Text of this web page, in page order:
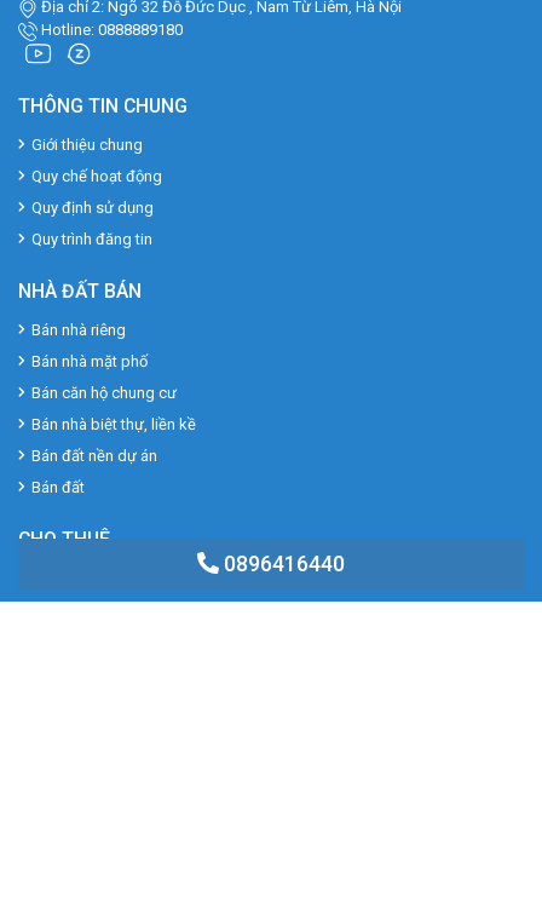
0896416440
Địa chỉ 2: Ngõ 32 Đỗ Đức Dục , Nam Từ Liêm, Hà Nội
Hotline: 0888889180
THÔNG TIN CHUNG
Giới thiệu chung
Quy chế hoạt động
Quy định sử dụng
Quy trình đăng tin
NHÀ ĐẤT BÁN
Bán nhà riêng
Bán nhà mặt phố
Bán căn hộ chung cư
Bán nhà biệt thự, liền kề
Bán đất nền dự án
Bán đất
CHO THUÊ